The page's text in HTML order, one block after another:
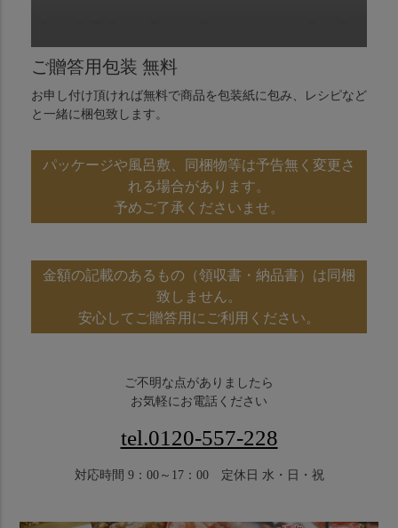
ご贈答用包装 無料
お申し付け頂ければ無料で商品を包装紙に包み、レシピなど
と一緒に梱包致します。
パッケージや風呂敷、同梱物等は予告無く変更さ
れる場合があります。
予めご了承くださいませ。
金額の記載のあるもの（領収書・納品書）は同梱
致しません。
安心してご贈答用にご利用ください。
ご不明な点がありましたら
お気軽にお電話ください
tel.0120-557-228
対応時間 9：00～17：00 定休日 水・日・祝